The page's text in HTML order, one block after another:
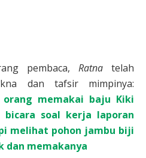
pembaca, Ratna telah
dan tafsir mimpinya:
memakai baju Kiki
bicara soal kerja laporan
melihat pohon jambu biji
dan memakanya